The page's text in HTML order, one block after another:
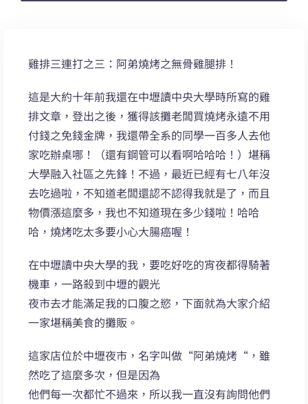
雞排三連打之三：阿弟燒烤之無骨雞腿排！
這是大約十年前我還在中壢讀中央大學時所寫的雞
排文章，登出之後，獲得該攤老闆買燒烤永遠不用
付錢之免錢金牌，我還帶全系的同學一百多人去他
家吃辦桌哪！（還有鋼管可以看啊哈哈哈！）堪稱
大學融入社區之先鋒！不過，最近已經有七八年沒
去吃過啦，不知道老闆還認不認得我就是了，而且
物價漲這麼多，我也不知道現在多少錢啦！哈哈
哈，燒烤吃太多要小心大腸癌喔！
在中壢讀中央大學的我，要吃好吃的宵夜都得騎著
機車，一路殺到中壢的觀光
夜市去才能滿足我的口腹之慾，下面就為大家介紹
一家堪稱美食的攤販。
這家店位於中壢夜市，名字叫做“阿弟燒烤“，雖
然吃了這麼多次，但是因為
他們每一次都忙不過來，所以我一直沒有詢問他們